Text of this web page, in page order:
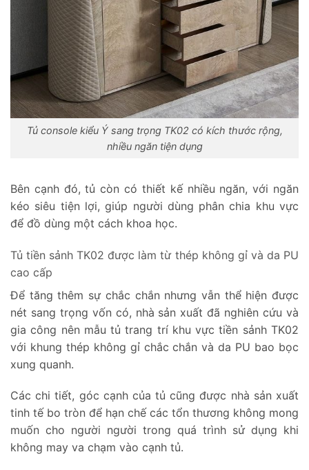
Tủ console kiểu Ý sang trọng TK02 có kích thước rộng,
nhiều ngăn tiện dụng
Bên cạnh đó, tủ còn có thiết kế nhiều ngăn, với ngăn
kéo siêu tiện lợi, giúp người dùng phân chia khu vực
để đồ dùng một cách khoa học.
Tủ tiền sảnh TK02 được làm từ thép không gỉ và da PU
cao cấp
Để tăng thêm sự chắc chắn nhưng vẫn thể hiện được
nét sang trọng vốn có, nhà sản xuất đã nghiên cứu và
gia công nên mẫu tủ trang trí khu vực tiền sảnh TK02
với khung thép không gỉ chắc chắn và da PU bao bọc
xung quanh.
Các chi tiết, góc cạnh của tủ cũng được nhà sản xuất
tinh tế bo tròn để hạn chế các tổn thương không mong
muốn cho người người trong quá trình sử dụng khi
không may va chạm vào cạnh tủ.